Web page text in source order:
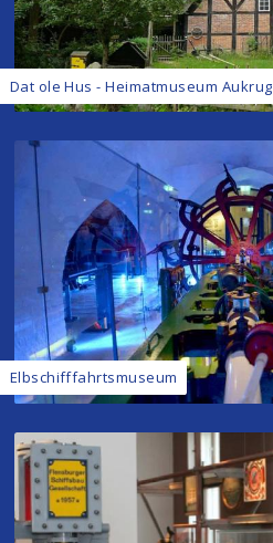
Dat ole Hus - Heimatmuseum Aukrug
Elbschifffahrtsmuseum